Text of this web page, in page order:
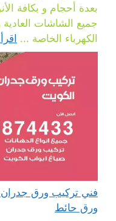
بعدة أحجام و بكافة
جميع الشاشات
الكهرباء الخاصة ...
ورق حائط